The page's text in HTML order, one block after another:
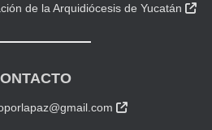
de la Arquidiócesis de Yucatán 
